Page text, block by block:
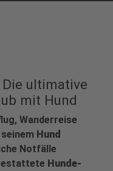
Die ultimative
mit Hund
Wanderreise
Hund
Notfälle
Hunde-